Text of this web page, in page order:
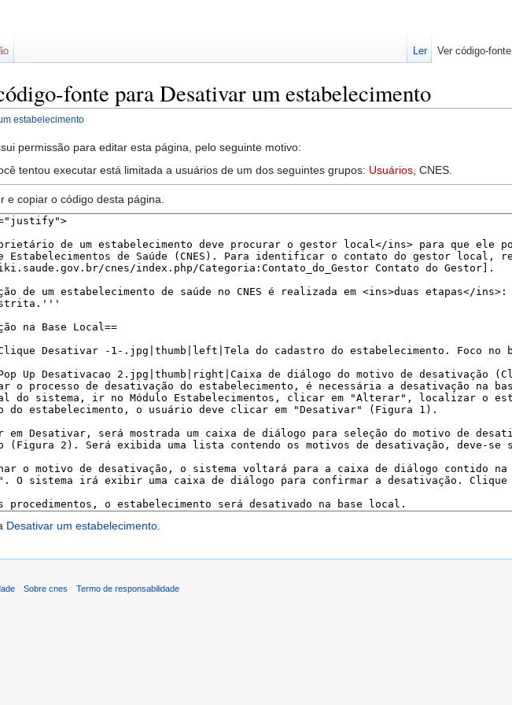
fonte para Desativar um estabelecimento
estabelecimento
permissão para editar esta página, pelo seguinte motivo:
tentou executar está limitada a usuários de um dos seguintes grupos: Usuários , CNES.
e copiar o código desta página.
Desativar um estabelecimento.
Ler Ver código-fonte
Sobre cnes Termo de responsabilidade